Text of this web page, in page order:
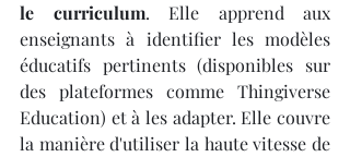
le curriculum. Elle apprend aux
enseignants à identifier les modèles
éducatifs pertinents (disponibles sur
des plateformes comme Thingiverse
Education) et à les adapter. Elle couvre
la manière d'utiliser la haute vitesse de